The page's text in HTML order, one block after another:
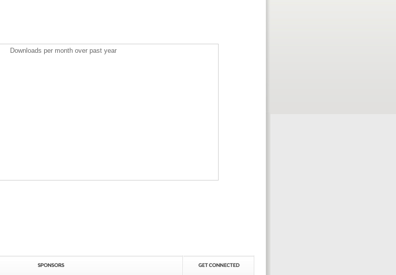
Downloads per month over past year